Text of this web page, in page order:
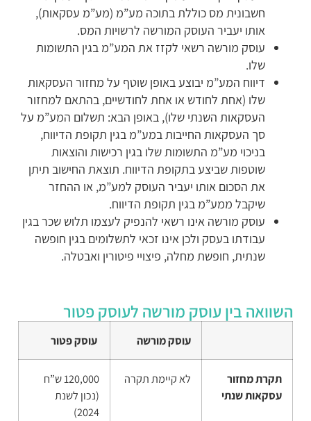
חשבונית מס כוללת בתוכה מע”מ (מע”מ עסקאות),
אותו יעביר העוסק המורשה לרשויות המס.
עוסק מורשה רשאי לקזז את המע”מ בגין התשומות
דיווח המע”מ יבוצע באופן שוטף על מחזור העסקאות
שלו (אחת לחודש או אחת לחודשיים, בהתאם למחזור
העסקאות השנתי שלו), באופן הבא: תשלום המע”מ על
סך העסקאות החייבות במע”מ בגין תקופת הדיווח,
בניכוי מע”מ התשומות שלו בגין רכישות והוצאות
שוטפות שביצע בתקופת הדיווח. תוצאת החישוב תיתן
את הסכום אותו יעביר העוסק למע”מ, או ההחזר
שיקבל ממע”מ בגין תקופת הדיווח.
עוסק מורשה אינו רשאי להנפיק לעצמו תלוש שכר בגין
עבודתו בעסק ולכן אינו זכאי לתשלומים בגין חופשה
שנתית, חופשת מחלה, פיצויי פיטורין ואבטלה.
בין עוסק מורשה לעוסק פטור
עוסק מורשה עוסק פטור
תקרת מחזור
עסקאות שנתי
לא קיימת תקרה
120,000 ש”ח
(נכון לשנת
2024)